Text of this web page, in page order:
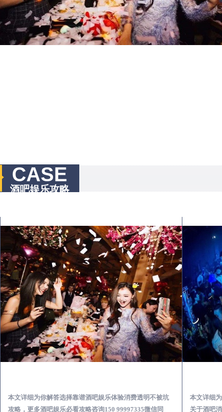
CASE
酒吧娱乐攻略
本文详细为你解答选择靠谱酒吧娱乐体验消费透明不被坑
攻略，更多酒吧娱乐必看攻略咨询150 99997335微信同
本文详细
关于酒吧